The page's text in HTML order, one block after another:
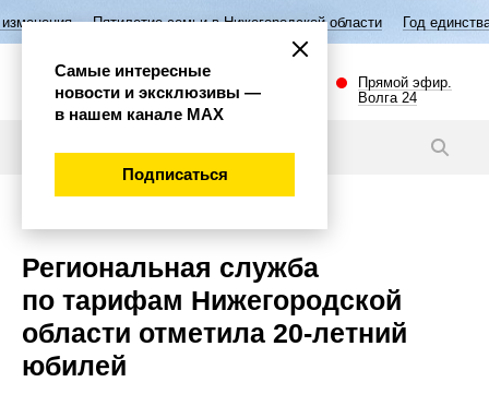
семьи в Нижегородской области Год единства народов
Прямой эфир.
Волга 24
Региональная служба
по тарифам Нижегородской
области отметила 20-летний
юбилей
Самые интересные
новости и эксклюзивы —
в нашем канале МАХ
Подписаться